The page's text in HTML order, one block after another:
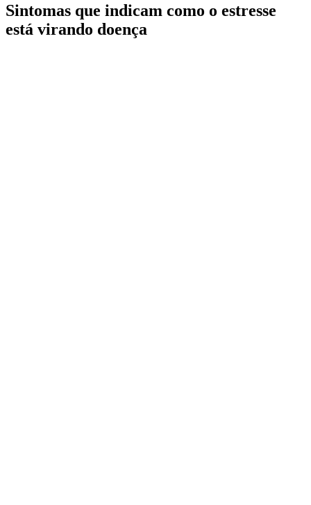
Sintomas que indicam como o estresse
está virando doença